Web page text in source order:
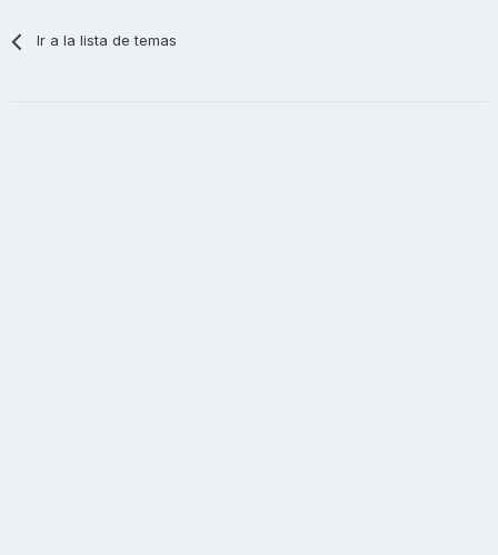
Ir a la lista de temas